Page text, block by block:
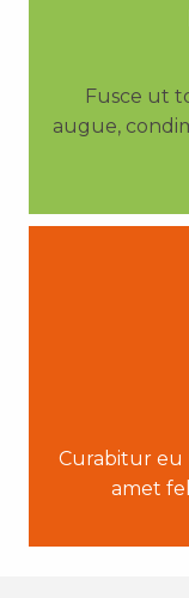
Fusce ut
augue,
Curabitur eu
amet